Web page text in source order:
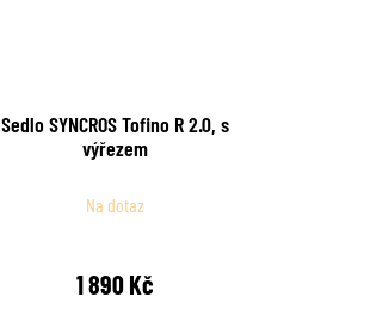
Sedlo SYNCROS Tofino R 2.0, s
výřezem
Na dotaz
1 890 Kč